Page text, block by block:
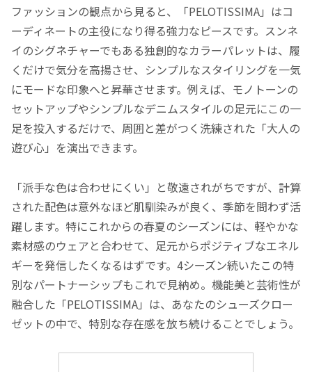
ファッションの観点から見ると、「PELOTISSIMA」はコ
ーディネートの主役になり得る強力なピースです。スンネ
イのシグネチャーでもある独創的なカラーパレットは、履
くだけで気分を高揚させ、シンプルなスタイリングを一気
にモードな印象へと昇華させます。例えば、モノトーンの
セットアップやシンプルなデニムスタイルの足元にこの一
足を投入するだけで、周囲と差がつく洗練された「大人の
遊び心」を演出できます。
「派手な色は合わせにくい」と敬遠されがちですが、計算
された配色は意外なほど肌馴染みが良く、季節を問わず活
躍します。特にこれからの春夏のシーズンには、軽やかな
素材感のウェアと合わせて、足元からポジティブなエネル
ギーを発信したくなるはずです。4シーズン続いたこの特
別なパートナーシップもこれで見納め。機能美と芸術性が
融合した「PELOTISSIMA」は、あなたのシューズクロー
ゼットの中で、特別な存在感を放ち続けることでしょう。